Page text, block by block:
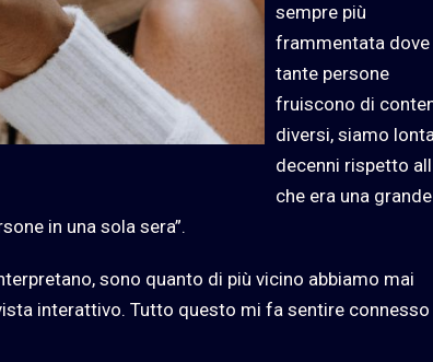
sempre più
frammentata
tante persone
fruiscono di
diversi, siamo
decenni rispetto
che era una grande
in una sola sera”.
sono quanto di più vicino abbiamo mai
interattivo. Tutto questo mi fa sentire connesso